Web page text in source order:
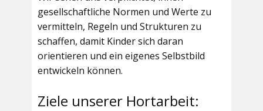
gesellschaftliche Normen und Werte zu
vermitteln, Regeln und Strukturen zu
schaffen, damit Kinder sich daran
orientieren und ein eigenes Selbstbild
entwickeln können.
Ziele unserer Hortarbeit: